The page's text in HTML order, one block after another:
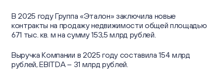
В 2025 году Группа «Эталон» заключила новые
контракты на продажу недвижимости общей площадью
671 тыс. кв. м на сумму 153,5 млрд рублей.
Выручка Компании в 2025 году составила 154 млрд
рублей, EBITDA – 31 млрд рублей.